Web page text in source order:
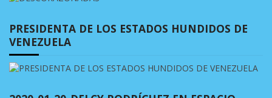
PRESIDENTA DE LOS ESTADOS HUNDIDOS DE
VENEZUELA